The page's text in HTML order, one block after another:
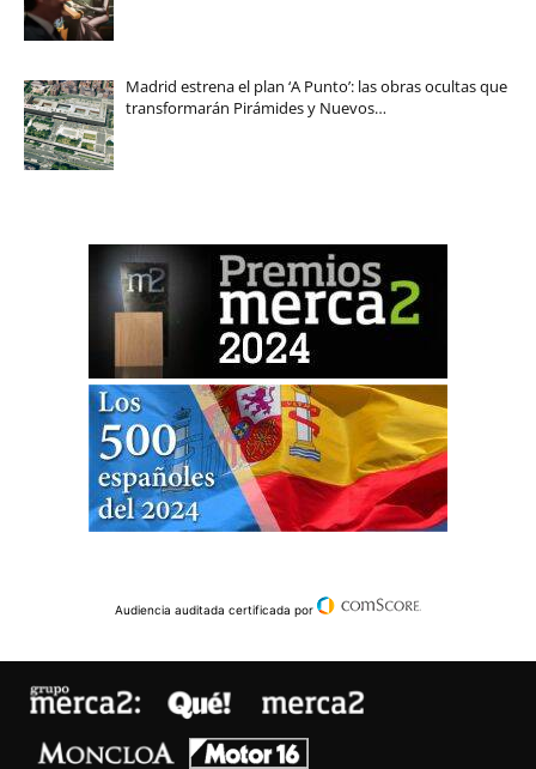
Madrid estrena el plan ‘A Punto’: las obras ocultas que
transformarán Pirámides y Nuevos…
Audiencia auditada certificada por